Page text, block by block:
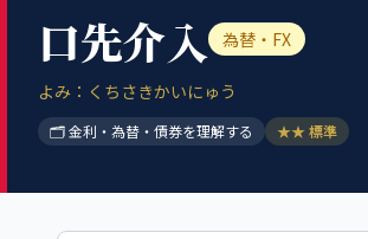
口先介入 為替・FX
よみ：くちさきかいにゅう
🗂 金利・為替・債券を理解する ★★ 標準